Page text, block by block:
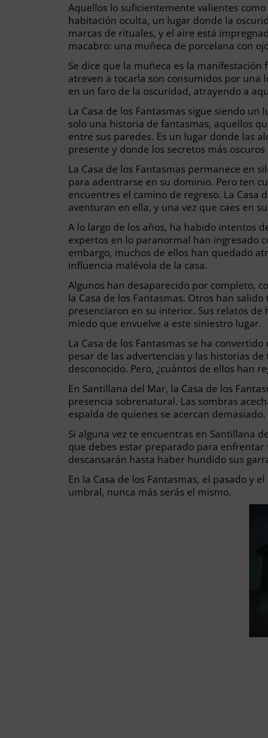
Aquellos lo suficientemente valientes
habitación oculta, un lugar donde la
marcas de rituales, y el aire está
macabro: una muñeca de porcelana con
Se dice que la muñeca es la
atreven a tocarla son consumidos por
en un faro de la oscuridad, atrayendo a
La Casa de los Fantasmas sigue siendo
solo una historia de fantasmas, aquellos
entre sus paredes. Es un lugar donde las
presente y donde los secretos más oscuros
La Casa de los Fantasmas permanece en
para adentrarse en su dominio. Pero ten
encuentres el camino de regreso. La
aventuran en ella, y una vez que caes en
A lo largo de los años, ha habido intentos
expertos en lo paranormal han ingresado
embargo, muchos de ellos han quedado
influencia malévola de la casa.
Algunos han desaparecido por completo,
la Casa de los Fantasmas. Otros han
presenciaron en su interior. Sus relatos
miedo que envuelve a este siniestro lugar.
La Casa de los Fantasmas se ha
pesar de las advertencias y las historias
desconocido. Pero, ¿cuántos de ellos han
En Santillana del Mar, la Casa de los
presencia sobrenatural. Las sombras
espalda de quienes se acercan demasiado.
Si alguna vez te encuentras en Santillana
que debes estar preparado para
descansarán hasta haber hundido sus
En la Casa de los Fantasmas, el pasado y
umbral, nunca más serás el mismo.